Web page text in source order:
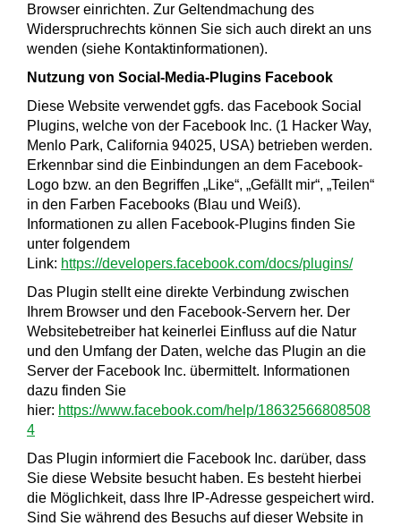
Browser einrichten. Zur Geltendmachung des
Widerspruchrechts können Sie sich auch direkt an uns
wenden (siehe Kontaktinformationen).
Nutzung von Social-Media-Plugins Facebook
Diese Website verwendet ggfs. das Facebook Social
Plugins, welche von der Facebook Inc. (1 Hacker Way,
Menlo Park, California 94025, USA) betrieben werden.
Erkennbar sind die Einbindungen an dem Facebook-
Logo bzw. an den Begriffen „Like“, „Gefällt mir“, „Teilen“
in den Farben Facebooks (Blau und Weiß).
Informationen zu allen Facebook-Plugins finden Sie
unter folgendem
Link: https://developers.facebook.com/docs/plugins/
Das Plugin stellt eine direkte Verbindung zwischen
Ihrem Browser und den Facebook-Servern her. Der
Websitebetreiber hat keinerlei Einfluss auf die Natur
und den Umfang der Daten, welche das Plugin an die
Server der Facebook Inc. übermittelt. Informationen
dazu finden Sie
hier: https://www.facebook.com/help/18632566808508
4
Das Plugin informiert die Facebook Inc. darüber, dass
Sie diese Website besucht haben. Es besteht hierbei
die Möglichkeit, dass Ihre IP-Adresse gespeichert wird.
Sind Sie während des Besuchs auf dieser Website in